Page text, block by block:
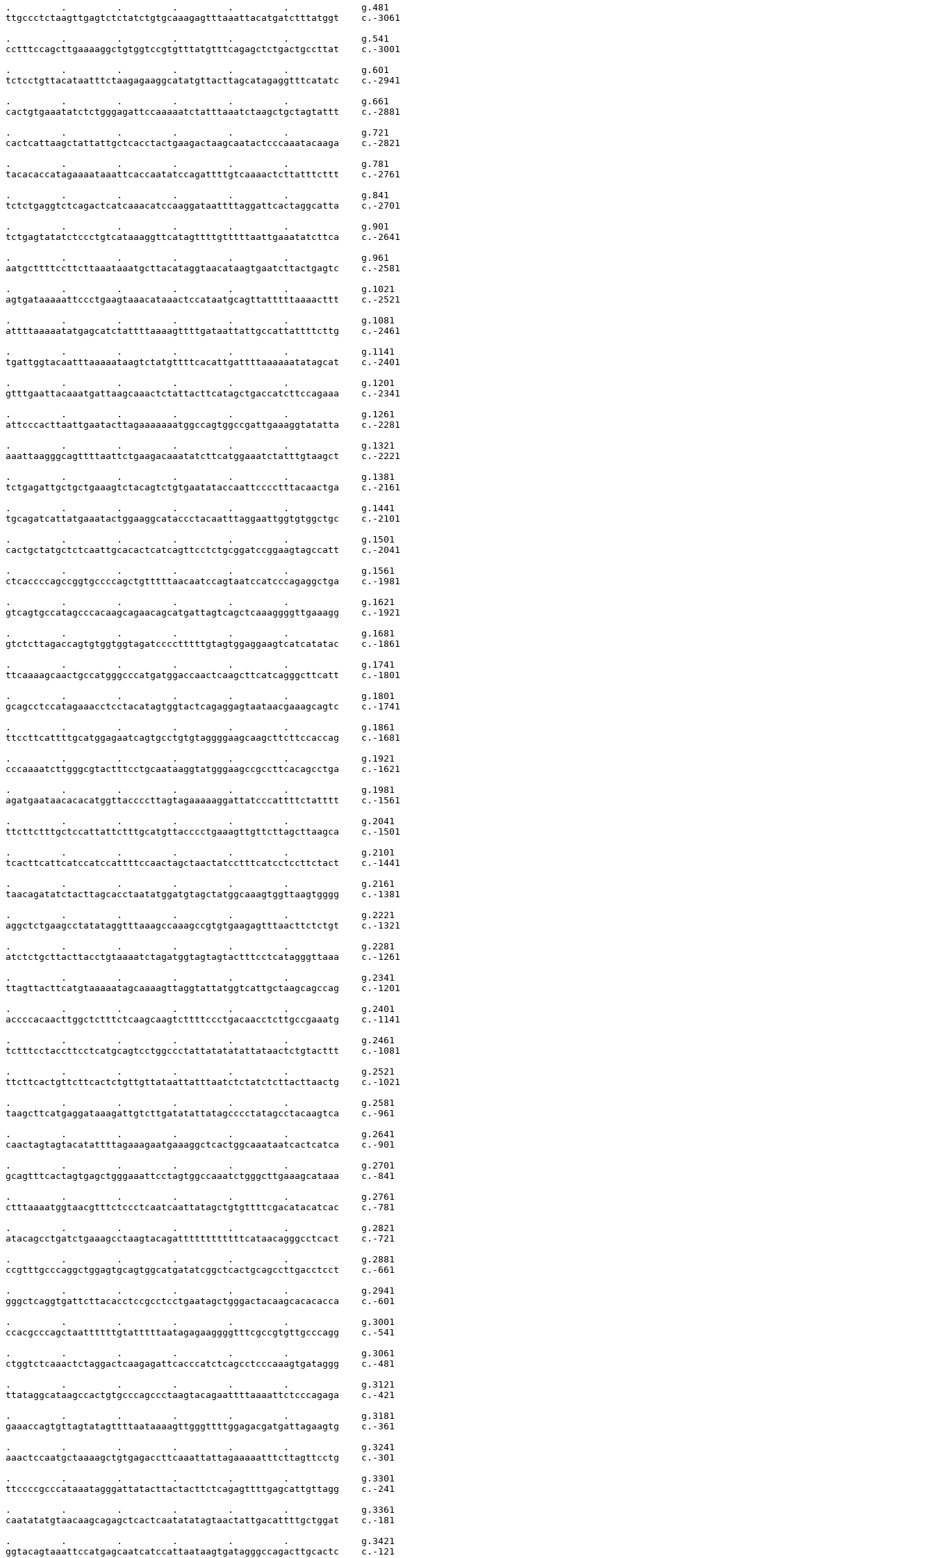
.         .         .         .         .         .             g.481
ttgccctctaagttgagtctctatctgtgcaaagagtttaaattacatgatctttatggt    c.-3061
.         .         .         .         .         .             g.541
cctttccagcttgaaaaggctgtggtccgtgtttatgtttcagagctctgactgccttat    c.-3001
.         .         .         .         .         .             g.601
tctcctgttacataatttctaagagaaggcatatgttacttagcatagaggtttcatatc    c.-2941
.         .         .         .         .         .             g.661
cactgtgaaatatctctgggagattccaaaaatctatttaaatctaagctgctagtattt    c.-2881
.         .         .         .         .         .             g.721
cactcattaagctattattgctcacctactgaagactaagcaatactcccaaatacaaga    c.-2821
.         .         .         .         .         .             g.781
tacacaccatagaaaataaattcaccaatatccagattttgtcaaaactcttatttcttt    c.-2761
.         .         .         .         .         .             g.841
tctctgaggtctcagactcatcaaacatccaaggataattttaggattcactaggcatta    c.-2701
.         .         .         .         .         .             g.901
tctgagtatatctccctgtcataaaggttcatagttttgtttttaattgaaatatcttca    c.-2641
.         .         .         .         .         .             g.961
aatgcttttccttcttaaataaatgcttacataggtaacataagtgaatcttactgagtc    c.-2581
.         .         .         .         .         .             g.1021
agtgataaaaattccctgaagtaaacataaactccataatgcagttatttttaaaacttt    c.-2521
.         .         .         .         .         .             g.1081
attttaaaaatatgagcatctattttaaaagttttgataattattgccattattttcttg    c.-2461
.         .         .         .         .         .             g.1141
tgattggtacaatttaaaaataagtctatgttttcacattgattttaaaaaatatagcat    c.-2401
.         .         .         .         .         .             g.1201
gtttgaattacaaatgattaagcaaactctattacttcatagctgaccatcttccagaaa    c.-2341
.         .         .         .         .         .             g.1261
attcccacttaattgaatacttagaaaaaaatggccagtggccgattgaaaggtatatta    c.-2281
.         .         .         .         .         .             g.1321
aaattaagggcagttttaattctgaagacaaatatcttcatggaaatctatttgtaagct    c.-2221
.         .         .         .         .         .             g.1381
tctgagattgctgctgaaagtctacagtctgtgaatataccaattcccctttacaactga    c.-2161
.         .         .         .         .         .             g.1441
tgcagatcattatgaaatactggaaggcataccctacaatttaggaattggtgtggctgc    c.-2101
.         .         .         .         .         .             g.1501
cactgctatgctctcaattgcacactcatcagttcctctgcggatccggaagtagccatt    c.-2041
.         .         .         .         .         .             g.1561
ctcaccccagccggtgccccagctgtttttaacaatccagtaatccatcccagaggctga    c.-1981
.         .         .         .         .         .             g.1621
gtcagtgccatagcccacaagcagaacagcatgattagtcagctcaaaggggttgaaagg    c.-1921
.         .         .         .         .         .             g.1681
gtctcttagaccagtgtggtggtagatcccctttttgtagtggaggaagtcatcatatac    c.-1861
.         .         .         .         .         .             g.1741
ttcaaaagcaactgccatgggcccatgatggaccaactcaagcttcatcagggcttcatt    c.-1801
.         .         .         .         .         .             g.1801
gcagcctccatagaaacctcctacatagtggtactcagaggagtaataacgaaagcagtc    c.-1741
.         .         .         .         .         .             g.1861
ttccttcattttgcatggagaatcagtgcctgtgtaggggaagcaagcttcttccaccag    c.-1681
.         .         .         .         .         .             g.1921
cccaaaatcttgggcgtactttcctgcaataaggtatgggaagccgccttcacagcctga    c.-1621
.         .         .         .         .         .             g.1981
agatgaataacacacatggttaccccttagtagaaaaaggattatcccattttctatttt    c.-1561
.         .         .         .         .         .             g.2041
ttcttctttgctccattattctttgcatgttacccctgaaagttgttcttagcttaagca    c.-1501
.         .         .         .         .         .             g.2101
tcacttcattcatccatccattttccaactagctaactatcctttcatcctccttctact    c.-1441
.         .         .         .         .         .             g.2161
taacagatatctacttagcacctaatatggatgtagctatggcaaagtggttaagtgggg    c.-1381
.         .         .         .         .         .             g.2221
aggctctgaagcctatataggtttaaagccaaagccgtgtgaagagtttaacttctctgt    c.-1321
.         .         .         .         .         .             g.2281
atctctgcttacttacctgtaaaatctagatggtagtagtactttcctcatagggttaaa    c.-1261
.         .         .         .         .         .             g.2341
ttagttacttcatgtaaaaatagcaaaagttaggtattatggtcattgctaagcagccag    c.-1201
.         .         .         .         .         .             g.2401
accccacaacttggctctttctcaagcaagtcttttccctgacaacctcttgccgaaatg    c.-1141
.         .         .         .         .         .             g.2461
tctttcctaccttcctcatgcagtcctggccctattatatatattataactctgtacttt    c.-1081
.         .         .         .         .         .             g.2521
ttcttcactgttcttcactctgttgttataattatttaatctctatctcttacttaactg    c.-1021
.         .         .         .         .         .             g.2581
taagcttcatgaggataaagattgtcttgatatattatagcccctatagcctacaagtca    c.-961
.         .         .         .         .         .             g.2641
caactagtagtacatattttagaaagaatgaaaggctcactggcaaataatcactcatca    c.-901
.         .         .         .         .         .             g.2701
gcagtttcactagtgagctgggaaattcctagtggccaaatctgggcttgaaagcataaa    c.-841
.         .         .         .         .         .             g.2761
ctttaaaatggtaacgtttctccctcaatcaattatagctgtgttttcgacatacatcac    c.-781
.         .         .         .         .         .             g.2821
atacagcctgatctgaaagcctaagtacagattttttttttttcataacagggcctcact    c.-721
.         .         .         .         .         .             g.2881
ccgtttgcccaggctggagtgcagtggcatgatatcggctcactgcagccttgacctcct    c.-661
.         .         .         .         .         .             g.2941
gggctcaggtgattcttacacctccgcctcctgaatagctgggactacaagcacacacca    c.-601
.         .         .         .         .         .             g.3001
ccacgcccagctaattttttgtatttttaatagagaaggggtttcgccgtgttgcccagg    c.-541
.         .         .         .         .         .             g.3061
ctggtctcaaactctaggactcaagagattcacccatctcagcctcccaaagtgataggg    c.-481
.         .         .         .         .         .             g.3121
ttataggcataagccactgtgcccagccctaagtacagaattttaaaattctcccagaga    c.-421
.         .         .         .         .         .             g.3181
gaaaccagtgttagtatagttttaataaaagttgggttttggagacgatgattagaagtg    c.-361
.         .         .         .         .         .             g.3241
aaactccaatgctaaaagctgtgagaccttcaaattattagaaaaatttcttagttcctg    c.-301
.         .         .         .         .         .             g.3301
ttccccgcccataaatagggattatacttactacttctcagagttttgagcattgttagg    c.-241
.         .         .         .         .         .             g.3361
caatatatgtaacaagcagagctcactcaatatatagtaactattgacattttgctggat    c.-181
.         .         .         .         .         .             g.3421
ggtacagtaaattccatgagcaatcatccattaataagtgatagggccagacttgcactc    c.-121